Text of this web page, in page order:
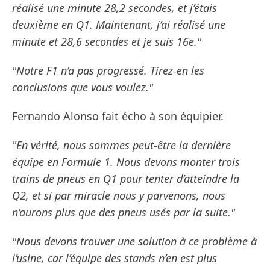
réalisé une minute 28,2 secondes, et j’étais
deuxième en Q1. Maintenant, j’ai réalisé une
minute et 28,6 secondes et je suis 16e."
"Notre F1 n’a pas progressé. Tirez-en les
conclusions que vous voulez."
Fernando Alonso fait écho à son équipier.
"En vérité, nous sommes peut-être la dernière
équipe en Formule 1. Nous devons monter trois
trains de pneus en Q1 pour tenter d’atteindre la
Q2, et si par miracle nous y parvenons, nous
n’aurons plus que des pneus usés par la suite."
"Nous devons trouver une solution à ce problème à
l’usine, car l’équipe des stands n’en est plus